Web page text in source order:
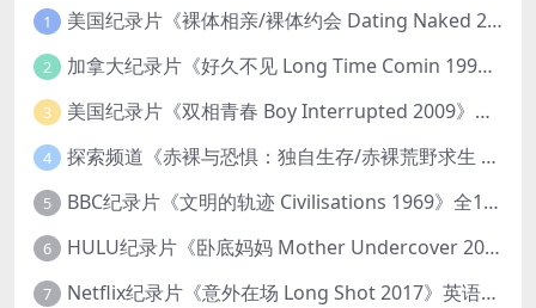
1 美国纪录片《裸体相亲/裸体约会 Dating Naked 2014-2016》第1-3季全33集 英语中英双字 无水印纯净版 1080P/MKV/85.6G 裸体相亲真人秀
2 加拿大纪录片《好久不见 Long Time Comin 1993》英语中英双字 官方纯净版 1080P/MKV/1G 女同性艺术家
3 美国纪录片《双相青春 Boy Interrupted 2009》英语中英双字 官方纯净版 1080P/MKV/1.43G 青少年躁郁症
4 探索频道《赤裸与恐惧：独自生存/赤裸荒野求生 Naked and Afraid: Solo 2023》第一季全8集 英语中英双字 官方纯净版 高码1080P/MKV/45.4G
5 BBC纪录片《文明的轨迹 Civilisations 1969》全13集 英语中英双字 高清收藏版 1080P/MKV/64.1G 西方艺术史话
6 HULU纪录片《卧底妈妈 Mother Undercover 2023》全4集 英语中英双字 官方纯净版 1080P/MKV/7.6G 拯救孩子
7 Netflix纪录片《意外在场 Long Shot 2017》英语中字 720P/NKV/1.06GB 美国谋杀误判案件